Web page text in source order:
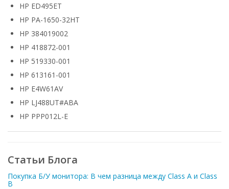
HP ED495ET
HP PA-1650-32HT
HP 384019002
HP 418872-001
HP 519330-001
HP 613161-001
HP E4W61AV
HP LJ488UT#ABA
HP PPP012L-E
Статьи Блога
Покупка Б/У монитора: В чем разница между Class A и Class
B